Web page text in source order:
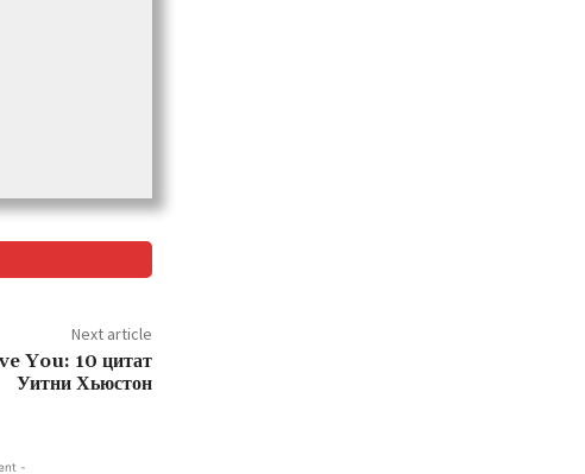
Next article
You: 10 цитат
Уитни Хьюстон
-